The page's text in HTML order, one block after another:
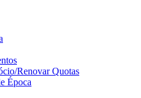
Renovar Quotas
Época